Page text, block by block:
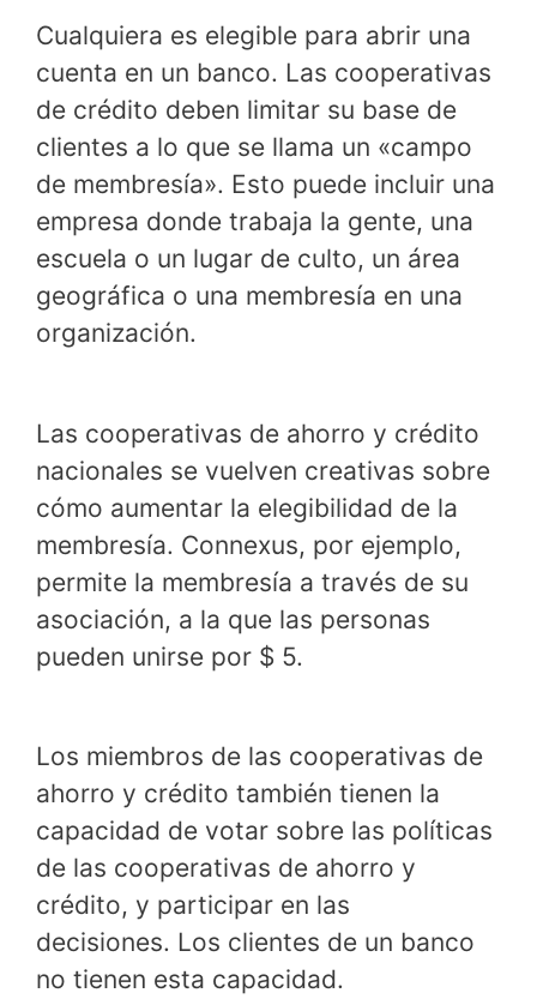
Cualquiera es elegible para abrir una
cuenta en un banco. Las cooperativas
de crédito deben limitar su base de
clientes a lo que se llama un «campo
de membresía». Esto puede incluir una
empresa donde trabaja la gente, una
escuela o un lugar de culto, un área
geográfica o una membresía en una
organización.
Las cooperativas de ahorro y crédito
nacionales se vuelven creativas sobre
cómo aumentar la elegibilidad de la
membresía. Connexus, por ejemplo,
permite la membresía a través de su
asociación, a la que las personas
pueden unirse por $ 5.
Los miembros de las cooperativas de
ahorro y crédito también tienen la
capacidad de votar sobre las políticas
de las cooperativas de ahorro y
crédito, y participar en las
decisiones. Los clientes de un banco
no tienen esta capacidad.